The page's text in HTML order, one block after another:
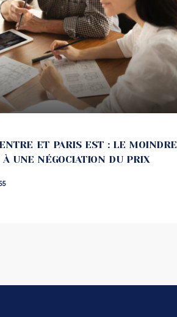
ET PARIS EST : LE MOINDRE
UNE NÉGOCIATION DU PRIX